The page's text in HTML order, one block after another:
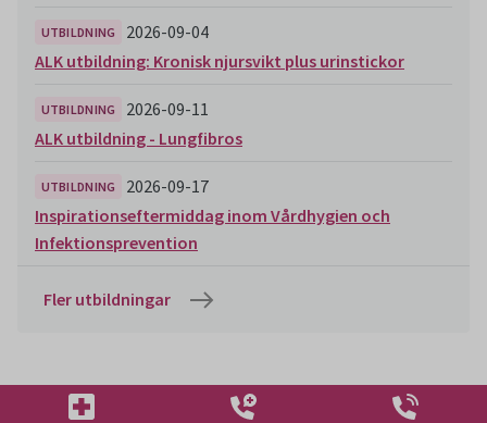
UTBILDNING
2026-09-04
ALK utbildning: Kronisk njursvikt plus urinstickor
UTBILDNING
2026-09-11
ALK utbildning - Lungfibros
UTBILDNING
2026-09-17
Inspirationseftermiddag inom Vårdhygien och
Infektionsprevention
Fler utbildningar